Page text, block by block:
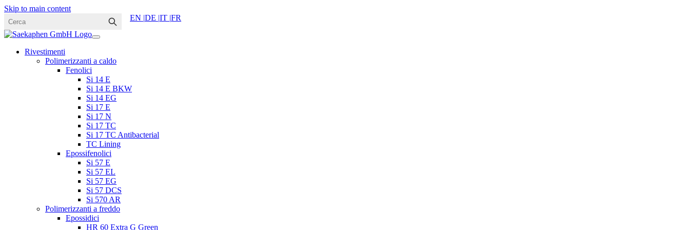
Skip to main content
EN |DE |IT |FR
Rivestimenti
Polimerizzanti a caldo
Fenolici
Si 14 E
Si 14 E BKW
Si 14 EG
Si 17 E
Si 17 N
Si 17 TC
Si 17 TC Antibacterial
TC Lining
Epossifenolici
Si 57 E
Si 57 EL
Si 57 EG
Si 57 DCS
Si 570 AR
Polimerizzanti a freddo
Epossidici
HR 60 Extra G Green